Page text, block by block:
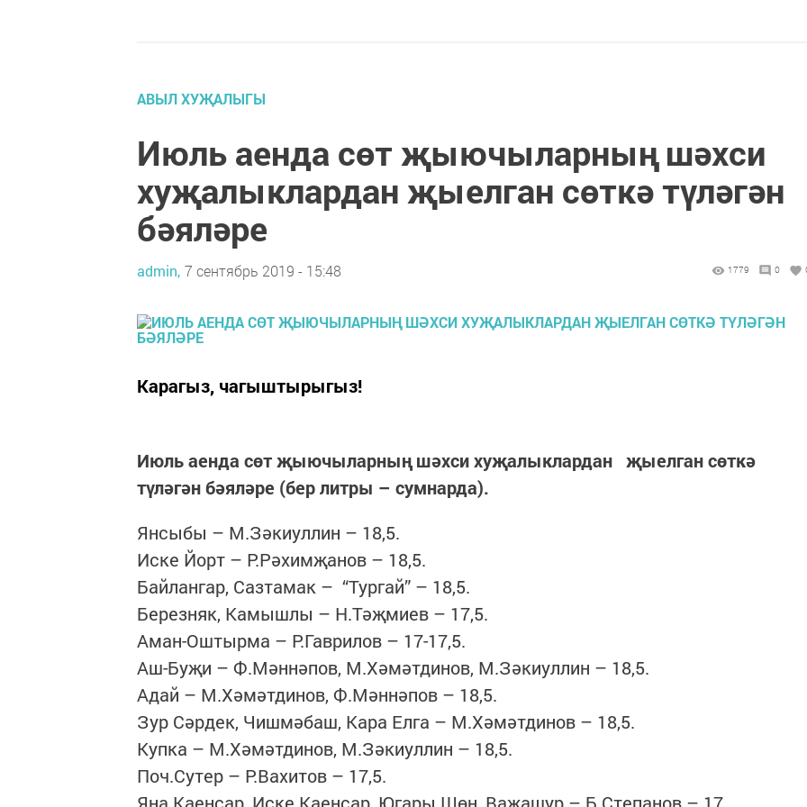
АВЫЛ ХУҖАЛЫГЫ
Июль аенда сөт җыючыларның шәхси
хуҗалыклардан җыелган сөткә түләгән
бәяләре
admin, 7 сентябрь 2019 - 15:48 1779 0
Карагыз, чагыштырыгыз!
Июль аенда сөт җыючыларның шәхси хуҗалыклардан җыелган сөткә
түләгән бәяләре (бер литры – сумнарда).
Янсыбы – М.Зәкиуллин – 18,5.
Иске Йорт – Р.Рәхимҗанов – 18,5.
Байлангар, Сазтамак – “Тургай” – 18,5.
Березняк, Камышлы – Н.Тәҗмиев – 17,5.
Аман-Оштырма – Р.Гаврилов – 17-17,5.
Аш-Буҗи – Ф.Мәннәпов, М.Хәмәтдинов, М.Зәкиуллин – 18,5.
Адай – М.Хәмәтдинов, Ф.Мәннәпов – 18,5.
Зур Сәрдек, Чишмәбаш, Кара Елга – М.Хәмәтдинов – 18,5.
Купка – М.Хәмәтдинов, М.Зәкиуллин – 18,5.
Поч.Сутер – Р.Вахитов – 17,5.